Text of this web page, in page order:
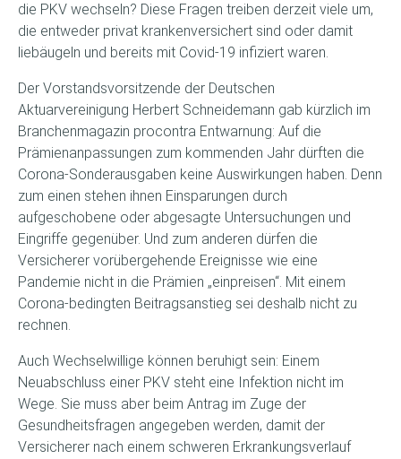
die PKV wechseln? Diese Fragen treiben derzeit viele um,
die entweder privat krankenversichert sind oder damit
liebäugeln und bereits mit Covid-19 infiziert waren.
Der Vorstandsvorsitzende der Deutschen
Aktuarvereinigung Herbert Schneidemann gab kürzlich im
Branchenmagazin procontra Entwarnung: Auf die
Prämienanpassungen zum kommenden Jahr dürften die
Corona-Sonderausgaben keine Auswirkungen haben. Denn
zum einen stehen ihnen Einsparungen durch
aufgeschobene oder abgesagte Untersuchungen und
Eingriffe gegenüber. Und zum anderen dürfen die
Versicherer vorübergehende Ereignisse wie eine
Pandemie nicht in die Prämien „einpreisen“. Mit einem
Corona-bedingten Beitragsanstieg sei deshalb nicht zu
rechnen.
Auch Wechselwillige können beruhigt sein: Einem
Neuabschluss einer PKV steht eine Infektion nicht im
Wege. Sie muss aber beim Antrag im Zuge der
Gesundheitsfragen angegeben werden, damit der
Versicherer nach einem schweren Erkrankungsverlauf